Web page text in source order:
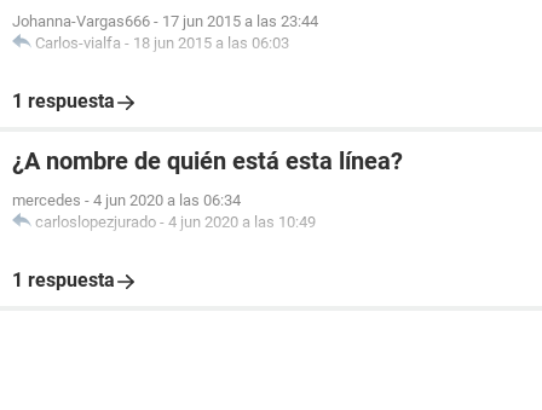
Johanna-Vargas666 - 17 jun 2015 a las 23:44
Carlos-vialfa - 18 jun 2015 a las 06:03
1 respuesta
¿A nombre de quién está esta línea?
mercedes - 4 jun 2020 a las 06:34
carloslopezjurado - 4 jun 2020 a las 10:49
1 respuesta